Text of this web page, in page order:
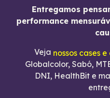
Entregamos
performance
Veja nossos cases
Globalcolor, Sabó,
DNI, HealthBit e